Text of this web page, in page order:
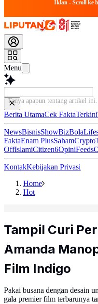
Iklan - Scroll ke
Menu
Baca
Berita UtamaCek FaktaTerkini
NewsBisnisShowBizBola
FaktaEnam PlusSahamCrypto
OffIslamiCitizen6OpiniFeeds
KontakKebijakan Privasi
Home
Hot
Tampil Curi
Amanda
Film Indigo
Pakai busana dengan desain
gala premier film terbarunya